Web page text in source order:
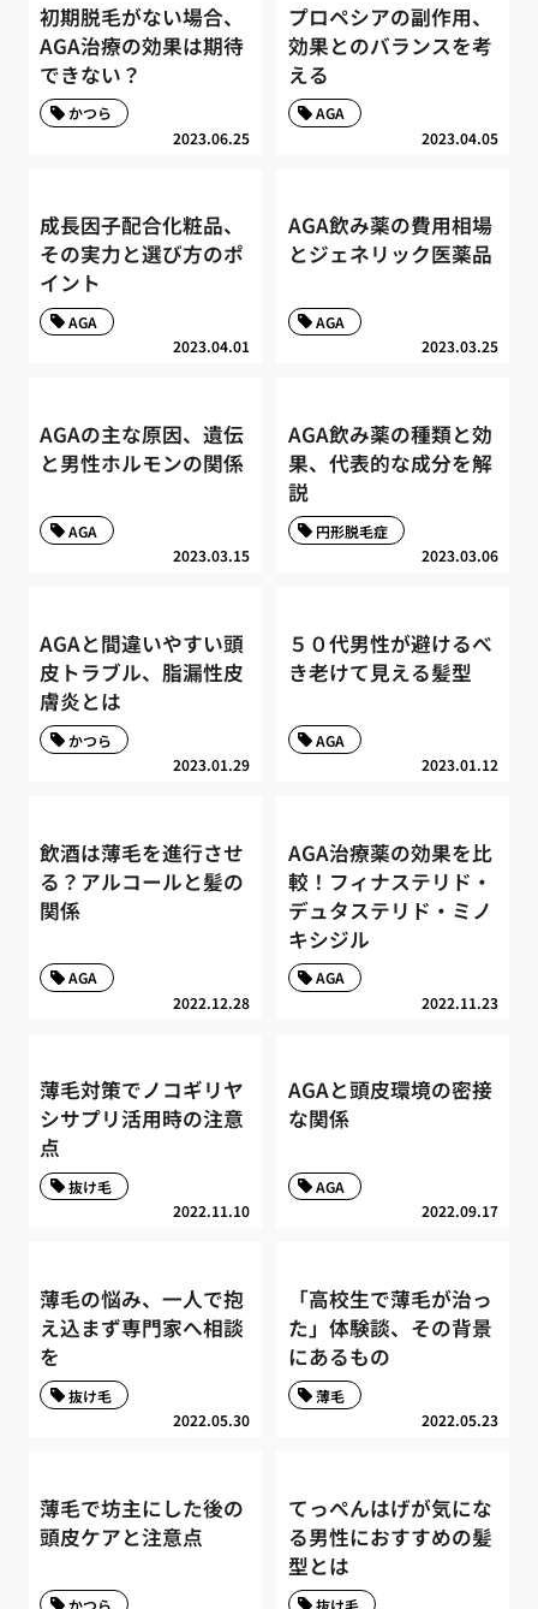
初期脱毛がない場合、
AGA治療の効果は期待
できない？
2023.06.25
かつら
プロペシアの副作用、
効果とのバランスを考
える
2023.04.05
AGA
成長因子配合化粧品、
その実力と選び方のポ
イント
2023.04.01
AGA
AGA飲み薬の費用相場
とジェネリック医薬品
2023.03.25
AGA
AGAの主な原因、遺伝
と男性ホルモンの関係
2023.03.15
AGA
AGA飲み薬の種類と効
果、代表的な成分を解
説
2023.03.06
円形脱毛症
AGAと間違いやすい頭
皮トラブル、脂漏性皮
膚炎とは
2023.01.29
かつら
５０代男性が避けるべ
き老けて見える髪型
2023.01.12
AGA
飲酒は薄毛を進行させ
る？アルコールと髪の
関係
2022.12.28
AGA
AGA治療薬の効果を比
較！フィナステリド・
デュタステリド・ミノ
キシジル
2022.11.23
AGA
薄毛対策でノコギリヤ
シサプリ活用時の注意
点
2022.11.10
抜け毛
AGAと頭皮環境の密接
な関係
2022.09.17
AGA
薄毛の悩み、一人で抱
え込まず専門家へ相談
を
2022.05.30
抜け毛
「高校生で薄毛が治っ
た」体験談、その背景
にあるもの
2022.05.23
薄毛
薄毛で坊主にした後の
頭皮ケアと注意点
かつら
てっぺんはげが気にな
る男性におすすめの髪
型とは
抜け毛